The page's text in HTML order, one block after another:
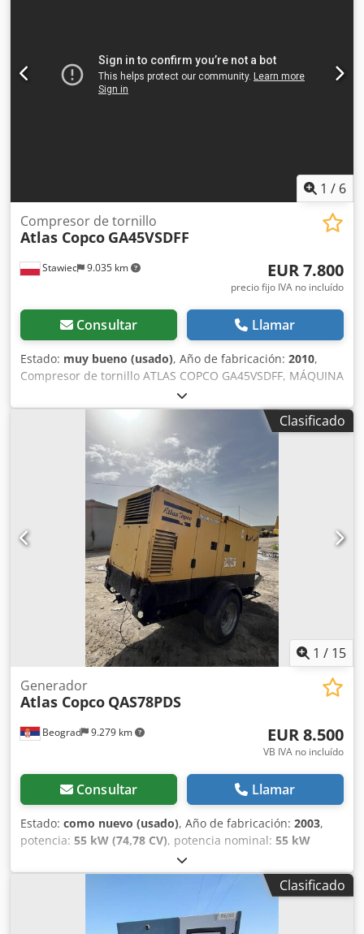
1 / 6
Stawiec 9.035 km
Compresor de tornillo
Atlas Copco GA45VSDFF
EUR 7.800
precio fijo IVA no incluído
Consultar Llamar
Estado: muy bueno (usado), Año de fabricación: 2010,
Compresor de tornillo ATLAS COPCO GA45VSDFF, MÁQUINA
REFRIGERADA POR AGUA con inversor y secador, tras
revisión Datos técnicos: Caudal: 8,67 m3/min; motor de 45
KW; presión máx.: 12,75 bar; año: 2010 horas: 9714 h!!!
33.500 EUR netos 41.205 EUR brutos Dcedpfx Ajyt Hzgsftek
Compresor completamente operativo, listo para trabajar,
con garantía. Se ofrece servicio técnico.
Clasificado
1 / 15
Beograd 9.279 km
Generador
Atlas Copco QAS78PDS
EUR 8.500
VB IVA no incluído
Consultar Llamar
Estado: como nuevo (usado), Año de fabricación: 2003,
potencia: 55 kW (74,78 CV), potencia nominal: 55 kW
, excelente estado Djdey Rqmiepfx Afteck
Clasificado